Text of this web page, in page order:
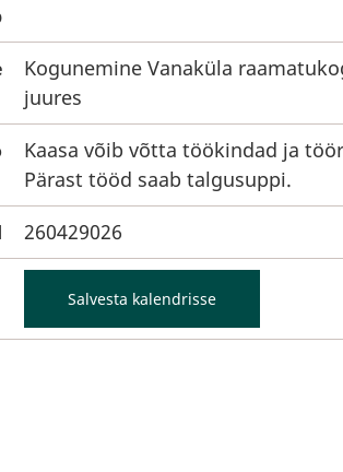
Kogunemine Vanaküla
juures
Kaasa võib võtta töökindad ja
Pärast tööd saab talgusuppi.
260429026
Salvesta kalendrisse